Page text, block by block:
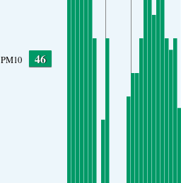
PM10 46